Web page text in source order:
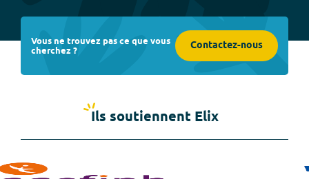
Vous ne trouvez pas ce que vous
cherchez ? Contactez-nous
Ils soutiennent Elix